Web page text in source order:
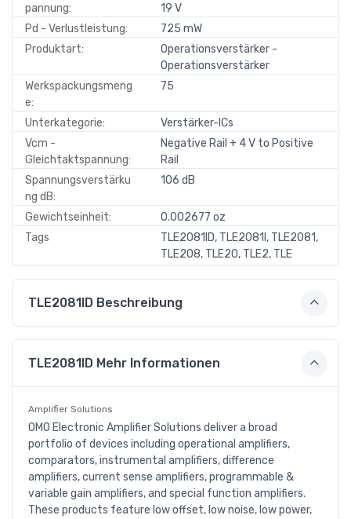
pannung:
19 V
Pd - Verlustleistung:
725 mW
Produktart:
Operationsverstärker -
Operationsverstärker
Werkspackungsmeng
e:
75
Unterkategorie:
Verstärker-ICs
Vcm -
Gleichtaktspannung:
Negative Rail + 4 V to Positive
Rail
Spannungsverstärku
ng dB:
106 dB
Gewichtseinheit:
0.002677 oz
Tags
TLE2081ID, TLE2081I, TLE2081,
TLE208, TLE20, TLE2, TLE
TLE2081ID Beschreibung
TLE2081ID Mehr Informationen
Amplifier Solutions
OMO Electronic Amplifier Solutions deliver a broad
portfolio of devices including operational amplifiers,
comparators, instrumental amplifiers, difference
amplifiers, current sense amplifiers, programmable &
variable gain amplifiers, and special function amplifiers.
These products feature low offset, low noise, low power,